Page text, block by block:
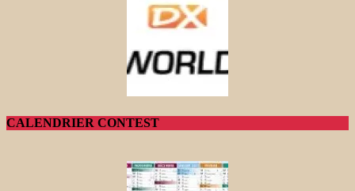
CALENDRIER CONTEST